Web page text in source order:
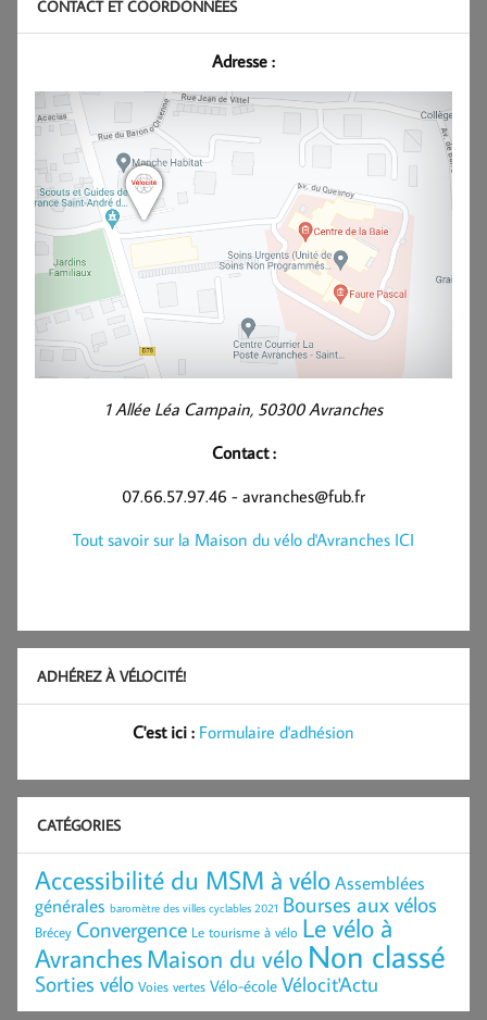
CONTACT ET COORDONNÉES
Adresse :
1 Allée Léa Campain, 50300 Avranches
Contact :
07.66.57.97.46 - avranches@fub.fr
Tout savoir sur la Maison du vélo d'Avranches ICI
ADHÉREZ À VÉLOCITÉ!
C'est ici : Formulaire d'adhésion
CATÉGORIES
Accessibilité du MSM à véloAssemblées
générales baromètre des villes cyclables 2021 Bourses aux vélos
Brécey Convergence Le tourisme à vélo Le vélo à
AvranchesMaison du vélo Non classé
Sorties vélo Voies vertes Vélo-école Vélocit'Actu